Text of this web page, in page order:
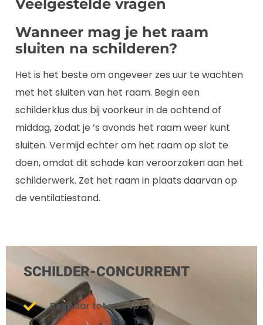
Veelgestelde vragen
Wanneer mag je het raam
sluiten na schilderen?
Het is het beste om ongeveer zes uur te wachten
met het sluiten van het raam. Begin een
schilderklus dus bij voorkeur in de ochtend of
middag, zodat je ’s avonds het raam weer kunt
sluiten. Vermijd echter om het raam op slot te
doen, omdat dit schade kan veroorzaken aan het
schilderwerk. Zet het raam in plaats daarvan op
de ventilatiestand.
SCHILDER-CONCURRENT
Bespaar tot wel 40%